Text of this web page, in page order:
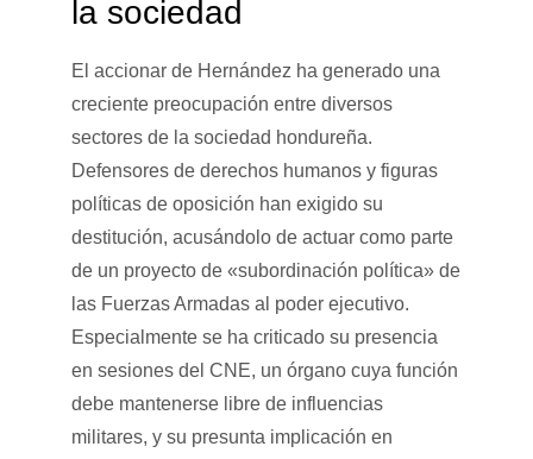
la sociedad
El accionar de Hernández ha generado una
creciente preocupación entre diversos
sectores de la sociedad hondureña.
Defensores de derechos humanos y figuras
políticas de oposición han exigido su
destitución, acusándolo de actuar como parte
de un proyecto de «subordinación política» de
las Fuerzas Armadas al poder ejecutivo.
Especialmente se ha criticado su presencia
en sesiones del CNE, un órgano cuya función
debe mantenerse libre de influencias
militares, y su presunta implicación en